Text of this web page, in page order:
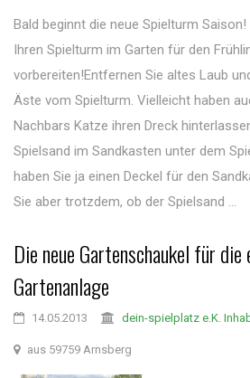
Bald beginnt die neue Spielturm
Ihren Spielturm im Garten für den
vorbereiten!Entfernen Sie altes Laub
Äste vom Spielturm. Vielleicht haben
Nachbars Katze ihren Dreck
Spielsand im Sandkasten unter dem
haben Sie ja einen Deckel für den
Sie aber trotzdem, ob der Spielsand ...
Die neue Gartenschaukel für die
Gartenanlage
14.05.2013 dein-spielplatz e.K.
aus 59759 Arnsberg